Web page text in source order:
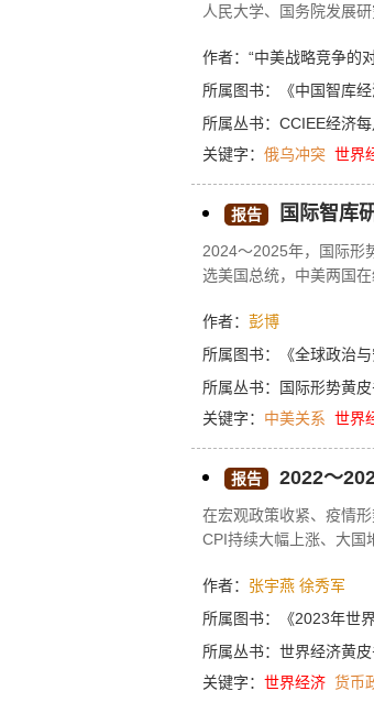
人民大学、国务院发展
国如何应对。
作者：“中美战略竞争的
所属图书：
《中国智库
所属丛书： CCIEE经济
关键字： 俄乌冲突 世界
报告 国际智库
2024～2025年，国际形
选美国总统，中美两国
人道主义危机越发严峻
候变化、粮食安全等全
作者： 彭博
所属图书：
《全球政治
所属丛书：
国际形势黄
关键字： 中美关系 世界
报告 2022～
在宏观政策收紧、疫情
CPI持续大幅上涨、大国
一些不稳定、不确定、
来，抑制通胀与实现“软
素可能带来的影响，本
较大。
作者： 张宇燕 徐秀军
所属图书：
《2023年世
所属丛书： 世界经济黄
关键字： 世界经济 货币